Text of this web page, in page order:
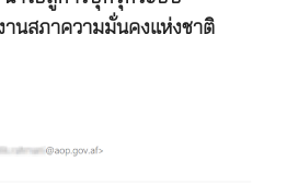
นสภาความมั่นคงแห่งชาติ